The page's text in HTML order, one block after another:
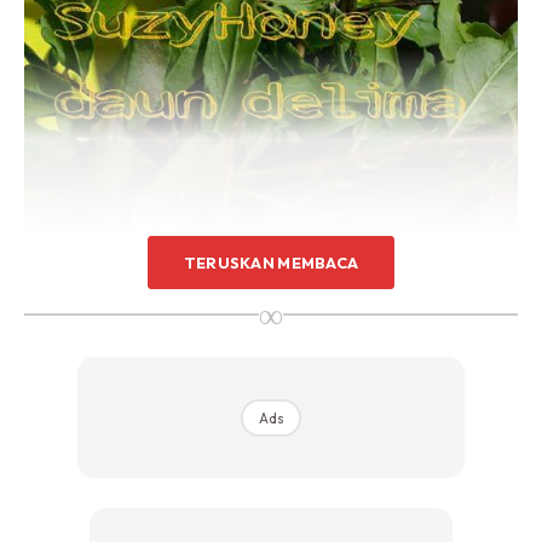
di amalkan setiap hari selama seminggu berturut2 secawan
TERUSKAN MEMBACA
∞
Ads